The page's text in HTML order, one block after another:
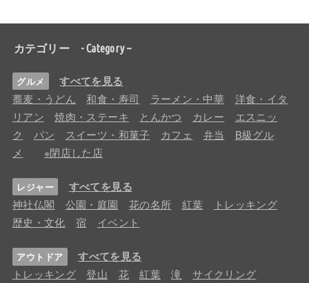
カテゴリー - Category –
グルメ すべてを見る
蕎麦・うどん 和食・寿司 ラーメン・中華
洋食・イタ
リアン
焼肉・ステーキ とんかつ カレー
エスニッ
ク
パン スイーツ・和菓子 カフェ 弁当
B級グル
メ
※閉店した店
レジャー すべてを見る
神社仏閣 公園・庭園 花の名所 紅葉
トレッキング
歴史・文化
宿 イベント
アウトドア すべてを見る
トレッキング 登山 花 紅葉 滝 サイクリング